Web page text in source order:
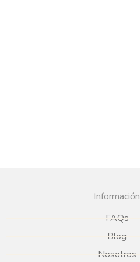
Información
FAQs
Blog
Nosotros